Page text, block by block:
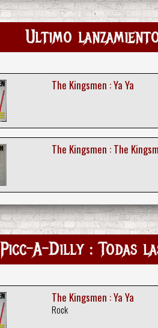
Ultimo
The Kingsmen : Ya Ya
The Kingsmen : The
Picc-A-Dilly : Todas
The Kingsmen : Ya Ya
Rock